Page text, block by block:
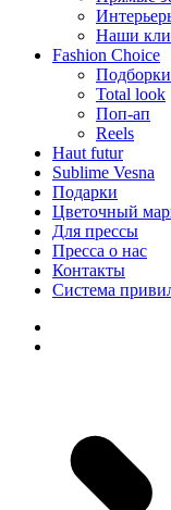
Наши
Fashion Choice
Подборки
Total look
Поп-ап
Reels
Haut futur
Sublime Vesna
Подарки
Цветочный
Для прессы
Пресса о нас
Контакты
Система